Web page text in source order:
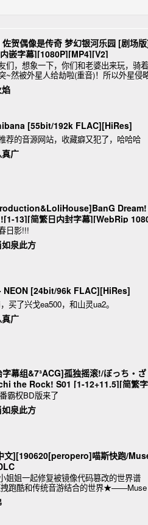
贺偶像是传奇 梦幻银河乐园 [剧场
嵌字幕][1080P][MP4][V2]
们，想象一下，你们和老婆出来玩，骑着
~然被外星人给劫啦(重音)！所以外星侵
剿不行！没有外星人来搞我们的日子，才
！
[55bit/192k FLAC][HiRes]
荐的音源网站，收藏癖又犯了，哈哈哈
广
13][简繁日内封字幕][WebRip
日影!!!
泉此方
NEON [24bit/96k FLAC][HiRes]
买了兴戈ea500，和山灵ua2。
广
幕组&7³ACG]孤独摇滚!/ぼっち・
the Rock! S01 [1-12+11.5][简繁字
x265 FLAC
霸权BD版来了
泉此方
文][190620[peropero]喵斯快跑/
姐姐一起修复被镜像代码篡改的世界谱
拽跑酷和传统音游结合的世界
就是我们命中注定的Master啊！ 什
喵？tan90°